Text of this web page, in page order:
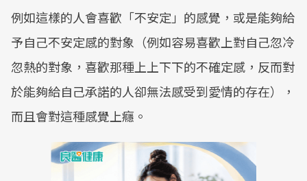
例如這樣的人會喜歡「不安定」的感覺，或是能夠給
予自己不安定感的對象（例如容易喜歡上對自己忽冷
忽熱的對象，喜歡那種上上下下的不確定感，反而對
於能夠給自己承諾的人卻無法感受到愛情的存在），
而且會對這種感覺上癮。